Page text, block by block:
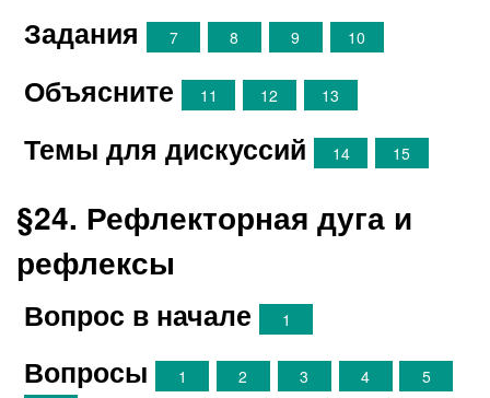
Задания 7 8 9 10
Объясните 11 12 13
Темы для дискуссий 14 15
§24. Рефлекторная дуга и
рефлексы
Вопрос в начале 1
Вопросы 1 2 3 4 5